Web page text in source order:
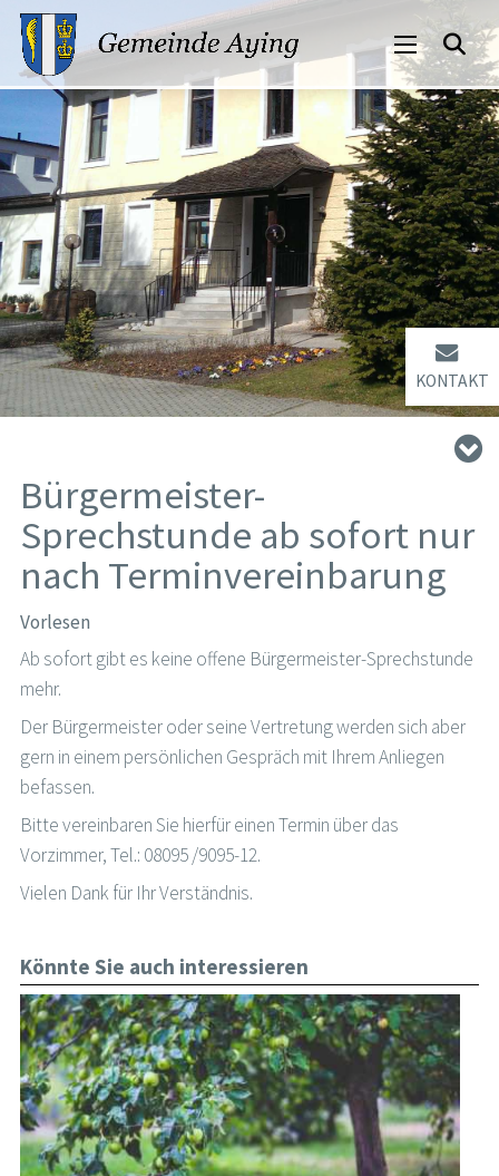
KONTAKT
Bürgermeister-
Sprechstunde ab sofort nur
nach Terminvereinbarung
Vorlesen
Ab sofort gibt es keine offene Bürgermeister-Sprechstunde
mehr.
Der Bürgermeister oder seine Vertretung werden sich aber
gern in einem persönlichen Gespräch mit Ihrem Anliegen
befassen.
Bitte vereinbaren Sie hierfür einen Termin über das
Vorzimmer, Tel.: 08095 /9095-12.
Vielen Dank für Ihr Verständnis.
Könnte Sie auch interessieren